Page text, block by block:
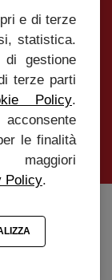
sempre
e di terze
statistica.
di gestione
terze parti
Policy.
le finalità
maggiori
Policy.